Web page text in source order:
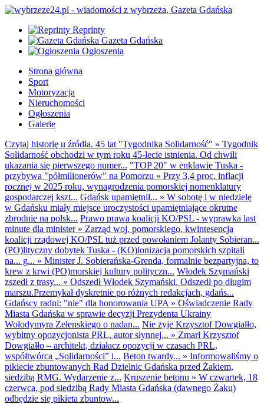
Reprinty
Gazeta Gdańska
Ogłoszenia
Strona główna
Sport
Motoryzacja
Nieruchomości
Ogłoszenia
Galerie
Czytaj historię u źródła. 45 lat "Tygodnika Solidarność" » Tygodnik
Solidarność obchodzi w tym roku 45-lecie istnienia. Od chwili
ukazania się pierwszego numer... "TOP 20" w enklawie Tuska -
przybywa "półmilionerów" na Pomorzu » Przy 3,4 proc. inflacji
rocznej w 2025 roku, wynagrodzenia pomorskiej nomenklatury
gospodarczej kszt... Gdańsk upamiętnił... » W sobotę i w niedzielę
w Gdańsku miały miejsce uroczystości upamiętniające okrutne
zbrodnie na polsk... Prawo prawa koalicji KO/PSL - wyprawka last
minute dla minister» Zarząd woj. pomorskiego, kwintesencja
koalicji rządowej KO/PSL tuż przed powołaniem Jolanty Sobieran...
(PO)lityczny dobytek Tuska - (KO)lonizacja pomorskich szpitali
na... g... » Minister J. Sobierańska-Grenda, formalnie bezpartyjna, to
krew z krwi (PO)morskiej kultury polityczn... Włodek Szymański
zszedł z trasy... » Odszedł Włodek Szymański. Odszedł po długim
marszu.Przemykał dyskretnie po różnych redakcjach, gdańs...
Gdańscy radni: "nie" dla honorowania UPA » Oświadczenie Rady
Miasta Gdańska w sprawie decyzji Prezydenta Ukrainy
Wołodymyra Zełenskiego o nadan... Nie żyje Krzysztof Dowgiałło,
wybitny opozycjonista PRL, autor słynnej... » Zmarł Krzysztof
Dowgiałło – architekt, działacz opozycji w czasach PRL,
współtwórca „Solidarności” i... Beton twardy... » Informowaliśmy o
pikiecie zbuntowanych Rad Dzielnic Gdańska przed Żakiem,
siedzibą RMG. Wydarzenie z... Kruszenie betonu » W czwartek, 18
czerwca, pod siedzibą Rady Miasta Gdańska (dawnego Żaku)
odbędzie się pikieta zbuntow...